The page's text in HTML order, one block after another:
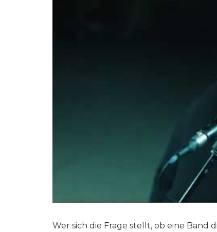
Wer sich die Frage stellt, ob eine